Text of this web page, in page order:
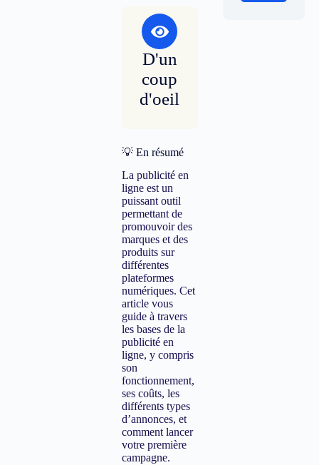
D'un
coup
d'oeil
💡 En résumé
La publicité en
ligne est un
puissant outil
permettant de
promouvoir des
marques et des
produits sur
différentes
plateformes
numériques. Cet
article vous
guide à travers
les bases de la
publicité en
ligne, y compris
son
fonctionnement,
ses coûts, les
différents types
d’annonces, et
comment lancer
votre première
campagne.